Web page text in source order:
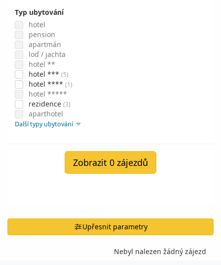
Typ ubytování
hotel
pension
apartmán
loď / jachta
hotel **
hotel *** (5)
hotel **** (1)
hotel *****
rezidence (3)
aparthotel
Další typy ubytování
Zobrazit 0 zájezdů
Upřesnit parametry
Nebyl nalezen žádný zájezd